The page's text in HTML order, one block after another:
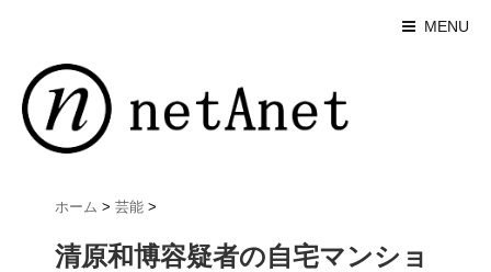
MENU
ホーム > 芸能 >
清原和博容疑者の自宅マンショ